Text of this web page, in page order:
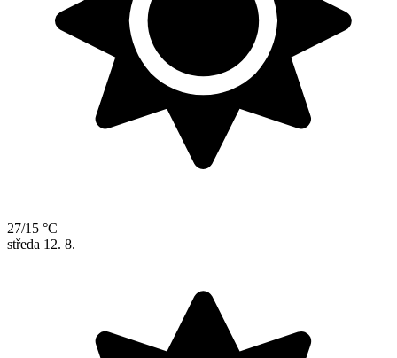
27/15 °C
středa 12. 8.